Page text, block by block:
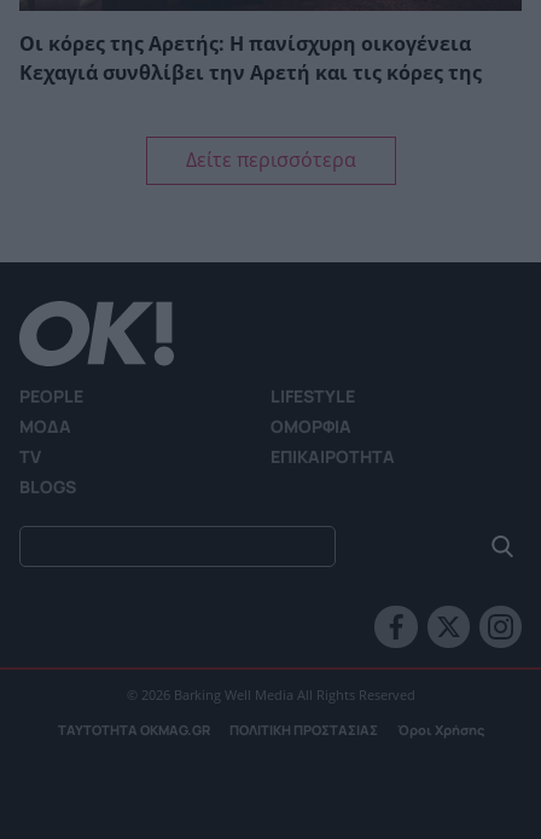
Οι κόρες της Αρετής: Η πανίσχυρη οικογένεια
Κεχαγιά συνθλίβει την Αρετή και τις κόρες της
Δείτε περισσότερα
PEOPLE
LIFESTYLE
ΜΟΔΑ
ΟΜΟΡΦΙΑ
TV
ΕΠΙΚΑΙΡΟΤΗΤΑ
BLOGS
© 2026 Barking Well Media All Rights Reserved
ΤΑΥΤΟΤΗΤΑ OKMAG.GR ΠΟΛΙΤΙΚΗ ΠΡΟΣΤΑΣΙΑΣ Όροι Χρήσης